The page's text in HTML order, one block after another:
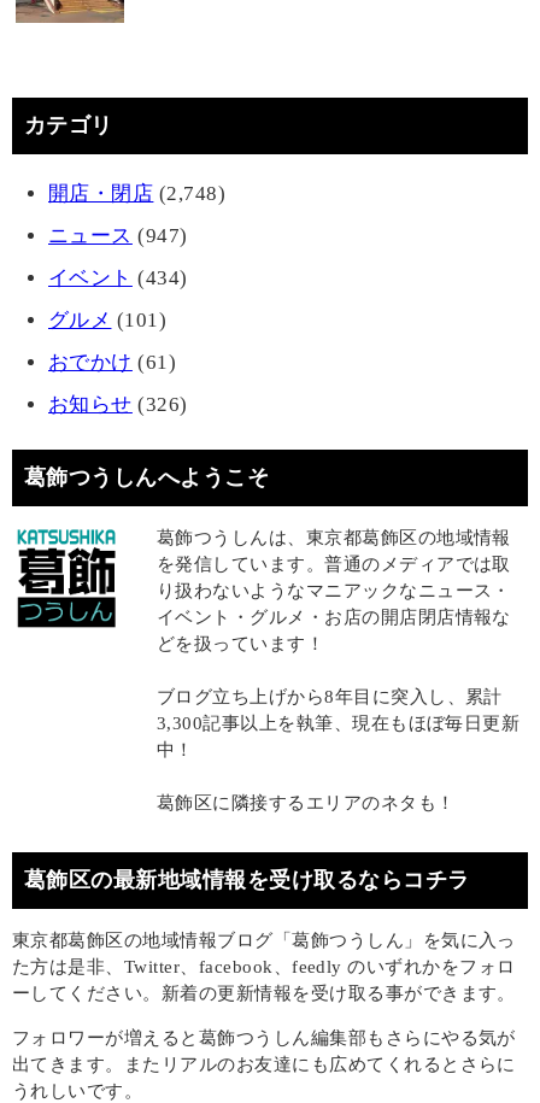
カテゴリ
開店・閉店 (2,748)
ニュース (947)
イベント (434)
グルメ (101)
おでかけ (61)
お知らせ (326)
葛飾つうしんへようこそ
葛飾つうしんは、東京都葛飾区の地域情報
を発信しています。普通のメディアでは取
り扱わないようなマニアックなニュース・
イベント・グルメ・お店の開店閉店情報な
どを扱っています！
ブログ立ち上げから8年目に突入し、累計
3,300記事以上を執筆、現在もほぼ毎日更新
中！
葛飾区に隣接するエリアのネタも！
葛飾区の最新地域情報を受け取るならコチラ
東京都葛飾区の地域情報ブログ「葛飾つうしん」を気に入っ
た方は是非、Twitter、facebook、feedly のいずれかをフォロ
ーしてください。新着の更新情報を受け取る事ができます。
フォロワーが増えると葛飾つうしん編集部もさらにやる気が
出てきます。またリアルのお友達にも広めてくれるとさらに
うれしいです。